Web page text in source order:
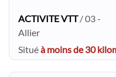
ACTIVITE VTT/ 03 -
Allier
Situéà moins de 30